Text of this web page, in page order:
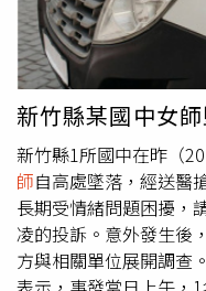
花花，不斷表達「老師
嚇，花花父母得知此事
讓不適任教師離開第一
次促進親師溝通，但始
出霸凌申訴，校方已依
行中，待結果出來後，
請教育局進行後續處置
親師間在家長日因午餐
排該生轉班，並依家長
安通報並啟動情緒關懷
長質問時先是否認，見
盛飯」。（圖／讀者提
校方求證，C老師才坦
長恐慌」才沒有通知大
終則住院約3周才恢復
課，老師卻要求全班同
子不能下課、怨聲載道
後慢慢補完。花花爸提
他家長向老師反映事情
她，因而在安安轉學後
新竹縣某國中女
新竹縣1所國中在昨（
師自高處墜落，經送醫
長期受情緒問題困擾，
凌的投訴。意外發生後
方與相關單位展開調查